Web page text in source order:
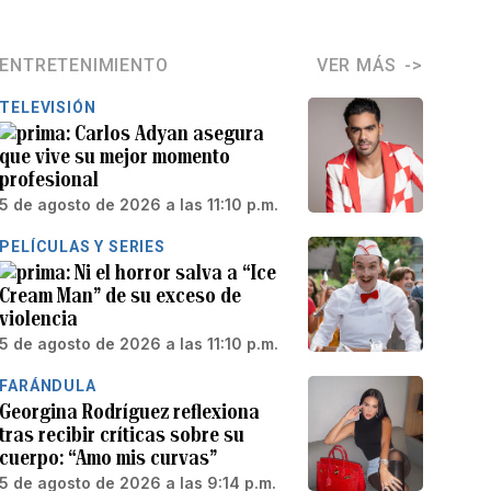
ENTRETENIMIENTO VER MÁS
TELEVISIÓN
Carlos Adyan asegura
que vive su mejor momento
profesional
5 de agosto de 2026 a las 11:10 p.m.
PELÍCULAS Y SERIES
Ni el horror salva a “Ice
Cream Man” de su exceso de
violencia
5 de agosto de 2026 a las 11:10 p.m.
FARÁNDULA
Georgina Rodríguez reflexiona
tras recibir críticas sobre su
cuerpo: “Amo mis curvas”
5 de agosto de 2026 a las 9:14 p.m.